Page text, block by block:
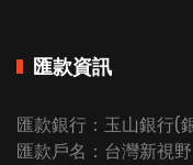
匯款資訊
匯款銀行：玉山銀行(
匯款戶名：台灣新視